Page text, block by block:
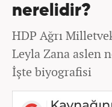
nerelidir?
HDP Ağrı
Leyla Zana aslen
İşte biyografisi